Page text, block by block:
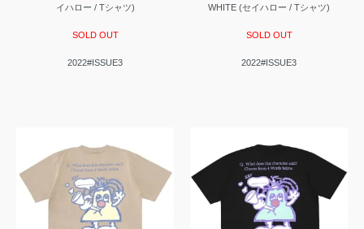
イハロー / Tシャツ)
SOLD OUT
2022#ISSUE3
WHITE (セイハロー / Tシャツ)
SOLD OUT
2022#ISSUE3